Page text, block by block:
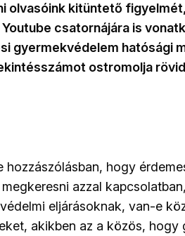
olvasóink kitüntető
csatornájára is
gyermekvédelem hatósági
ostromolja
hogy
azzal
eljárásoknak, van-e
akikben az a közös,